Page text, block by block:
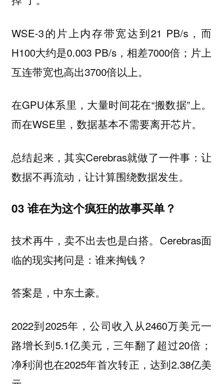
WSE-3的片上内存带宽达到21 PB/s，而
H100大约是0.003 PB/s，相差7000倍；片上
互连带宽也高出3700倍以上。
在GPU体系里，大量时间花在“搬数据”上。
而在WSE里，数据基本不需要离开芯片。
总结起来，其实Cerebras就做了一件事：让
数据不再流动，让计算围绕数据发生。
03 谁在为这个疯狂的故事买单？
技术再牛，卖不出去也是白搭。Cerebras面
临的现实拷问是：谁来掏钱？
答案是，中东土豪。
2022到2025年，公司收入从2460万美元一
路增长到5.1亿美元，三年翻了超过20倍；
净利润也在2025年首次转正，达到2.38亿美